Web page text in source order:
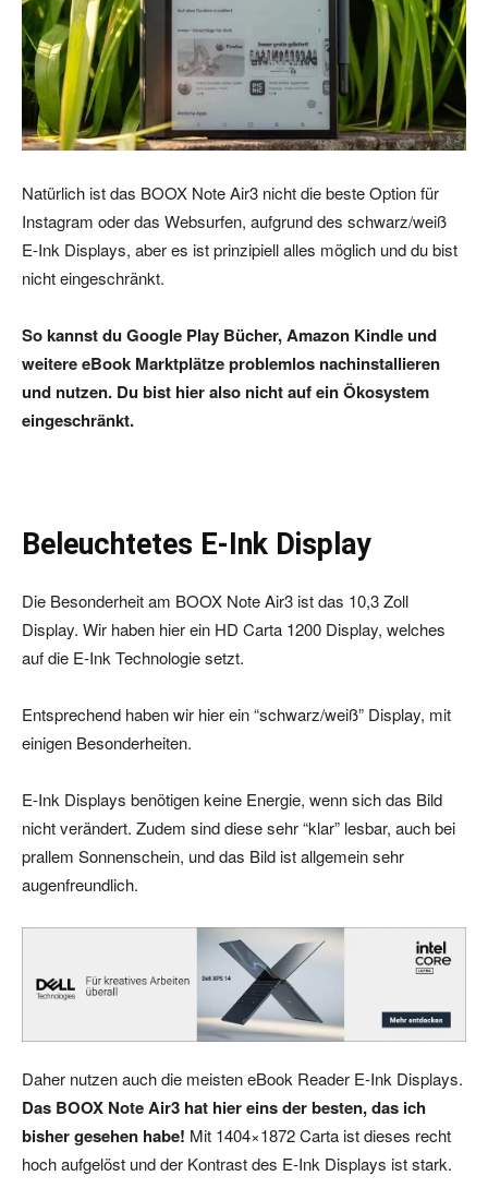
Natürlich ist das BOOX Note Air3 nicht die beste Option für
Instagram oder das Websurfen, aufgrund des schwarz/weiß
E-Ink Displays, aber es ist prinzipiell alles möglich und du bist
nicht eingeschränkt.
So kannst du Google Play Bücher, Amazon Kindle und
weitere eBook Marktplätze problemlos nachinstallieren
und nutzen. Du bist hier also nicht auf ein Ökosystem
eingeschränkt.
Beleuchtetes E-Ink Display
Die Besonderheit am BOOX Note Air3 ist das 10,3 Zoll
Display. Wir haben hier ein HD Carta 1200 Display, welches
auf die E-Ink Technologie setzt.
Entsprechend haben wir hier ein “schwarz/weiß” Display, mit
einigen Besonderheiten.
E-Ink Displays benötigen keine Energie, wenn sich das Bild
nicht verändert. Zudem sind diese sehr “klar” lesbar, auch bei
prallem Sonnenschein, und das Bild ist allgemein sehr
augenfreundlich.
Daher nutzen auch die meisten eBook Reader E-Ink Displays.
Das BOOX Note Air3 hat hier eins der besten, das ich
bisher gesehen habe! Mit 1404×1872 Carta ist dieses recht
hoch aufgelöst und der Kontrast des E-Ink Displays ist stark.